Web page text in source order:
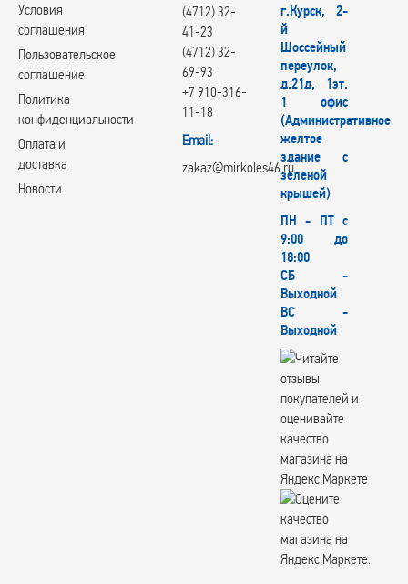
Условия
соглашения
Пользовательское
соглашение
Политика
конфиденциальности
Оплата и
доставка
Новости
(4712) 32-
41-23
(4712) 32-
69-93
+7 910-316-
11-18
Email:
zakaz@mirkoles46.ru
г.Курск, 2-
й
Шоссейный
переулок,
д.21д, 1эт.
1 офис
(Административное
желтое
здание с
зеленой
крышей)
ПН - ПТ с
9:00 до
18:00
СБ -
Выходной
ВС -
Выходной